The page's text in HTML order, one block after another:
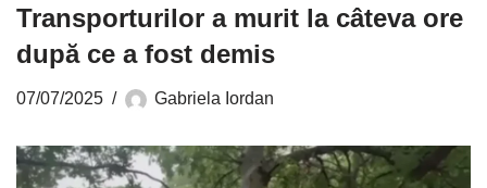
Transporturilor a murit la câteva ore
după ce a fost demis
07/07/2025 Gabriela Iordan